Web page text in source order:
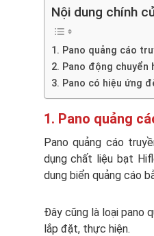
Nội dung chính
1. Pano quảng cáo
2. Pano động chuyển
3. Pano có hiệu ứng
1. Pano quảng
Pano quảng cáo
dụng chất liệu bạt
dung biển quảng cáo
Đây cũng là loại pano
lắp đặt, thực hiện.